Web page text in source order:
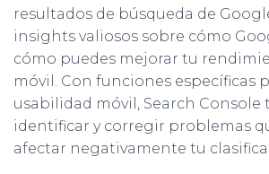
resultados de búsqueda de
insights valiosos sobre cómo
cómo puedes mejorar tu
móvil. Con funciones específicas
usabilidad móvil, Search Console
identificar y corregir problemas
afectar negativamente tu